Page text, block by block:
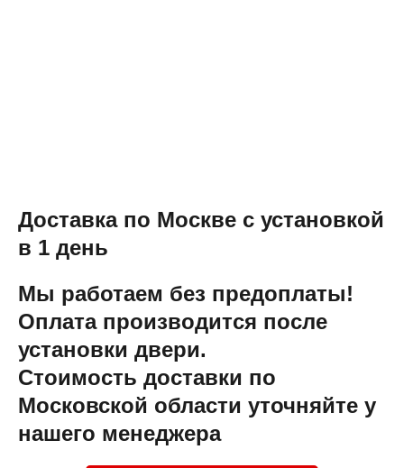
Доставка по Москве с установкой
в 1 день
Мы работаем без предоплаты!
Оплата производится после
установки двери.
Стоимость доставки по
Московской области уточняйте у
нашего менеджера